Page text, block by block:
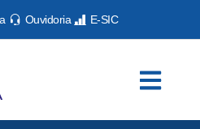
Ouvidoria E-SIC